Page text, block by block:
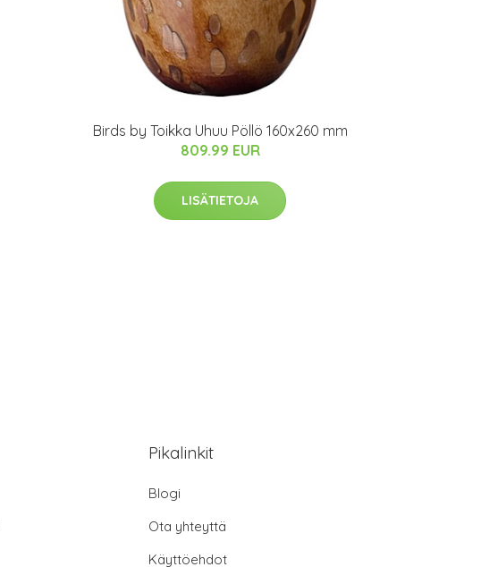
Birds by Toikka Uhuu Pöllö 160x260 mm
809.99 EUR
LISÄTIETOJA
Pikalinkit
Blogi
Ota yhteyttä
Käyttöehdot